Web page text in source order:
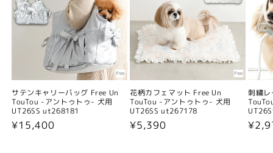
サテンキャリーバッグ Free Un
TouTou -アントゥトゥ- 犬用
UT26SS ut268181
通
¥15,400
花柄カフェマット Free Un
TouTou -アントゥトゥ- 犬用
UT26SS ut267178
通
¥5,390
刺繍
通